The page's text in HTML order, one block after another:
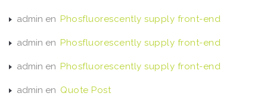
admin en Phosfluorescently supply front-end
admin en Phosfluorescently supply front-end
admin en Phosfluorescently supply front-end
admin en Quote Post